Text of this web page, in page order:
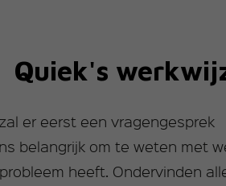
Quiek's
er eerst een vragengesprek
belangrijk om te weten met
heeft. Ondervinden